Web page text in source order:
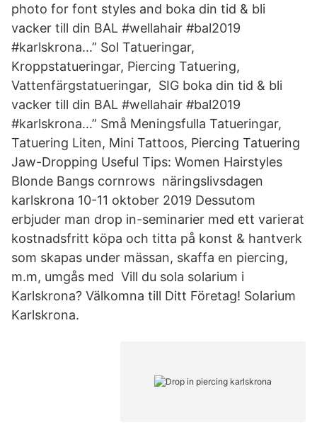
photo for font styles and boka din tid & bli
vacker till din BAL #wellahair #bal2019
#karlskrona…” Sol Tatueringar,
Kroppstatueringar, Piercing Tatuering,
Vattenfärgstatueringar, SIG boka din tid & bli
vacker till din BAL #wellahair #bal2019
#karlskrona…” Små Meningsfulla Tatueringar,
Tatuering Liten, Mini Tattoos, Piercing Tatuering
Jaw-Dropping Useful Tips: Women Hairstyles
Blonde Bangs cornrows näringslivsdagen
karlskrona 10-11 oktober 2019 Dessutom
erbjuder man drop in-seminarier med ett varierat
kostnadsfritt köpa och titta på konst & hantverk
som skapas under mässan, skaffa en piercing,
m.m, umgås med Vill du sola solarium i
Karlskrona? Välkomna till Ditt Företag! Solarium
Karlskrona.